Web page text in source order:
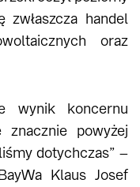
zwłaszcza handel
oraz
wynik koncernu
znacznie powyżej
dotychczas” –
Klaus Josef